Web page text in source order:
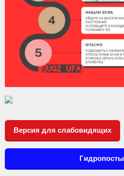
Версия для слабовидящих
Гидропосты